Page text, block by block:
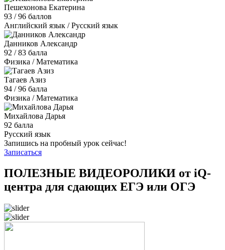
Пешехонова Екатерина
93 / 96 баллов
Английский язык / Русский язык
Данников Александр
92 / 83 балла
Физика / Математика
Тагаев Азиз
94 / 96 балла
Физика / Математика
Михайлова Дарья
92 балла
Русский язык
Запишись на пробный урок сейчас!
Записаться
ПОЛЕЗНЫЕ ВИДЕОРОЛИКИ от iQ-
центра для сдающих ЕГЭ или ОГЭ